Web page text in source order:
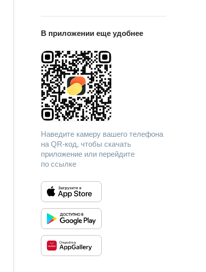
В приложении еще удобнее
Наведите камеру вашего телефона
на QR-код, чтобы скачать
приложение или перейдите
по ссылке